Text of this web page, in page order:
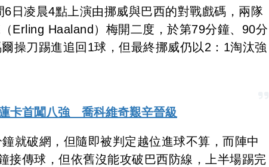
日凌晨4點上演由挪威與巴西的對戰戲碼，兩隊
Erling Haaland）梅開二度，於第79分鐘、90分
操刀踢進追回1球，但最終挪威仍以2：1淘汰強
卡首闖八強 喬科維奇艱辛晉級
就破網，但隨即被判定越位進球不算，而陣中
接傳球，但依舊沒能攻破巴西防線，上半場踢完